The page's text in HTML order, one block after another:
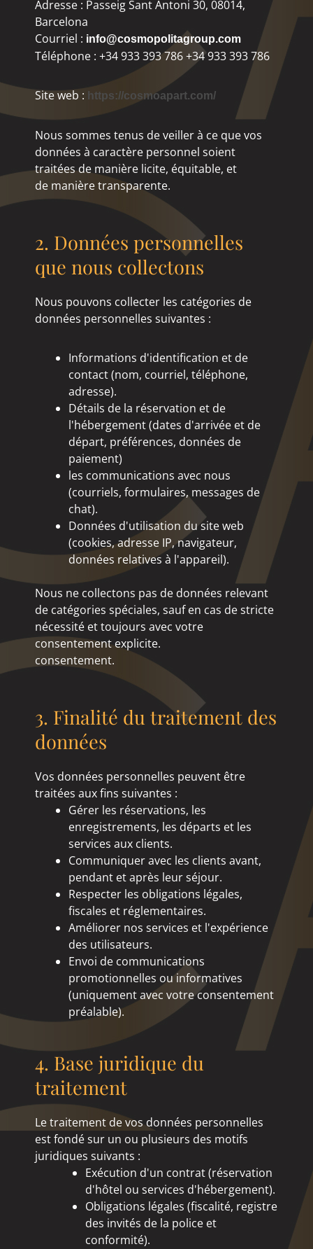
Adresse : Passeig Sant Antoni 30, 08014,
Barcelona
Courriel : info@cosmopolitagroup.com
Téléphone : +34 933 393 786 +34 933 393 786
Site web : https://cosmoapart.com/
Nous sommes tenus de veiller à ce que vos
données à caractère personnel soient
traitées de manière licite, équitable, et
de manière transparente.
2. Données personnelles
que nous collectons
Nous pouvons collecter les catégories de
données personnelles suivantes :
Informations d'identification et de
contact (nom, courriel, téléphone,
adresse).
Détails de la réservation et de
l'hébergement (dates d'arrivée et de
départ, préférences, données de
paiement)
les communications avec nous
(courriels, formulaires, messages de
chat).
Données d'utilisation du site web
(cookies, adresse IP, navigateur,
données relatives à l'appareil).
Nous ne collectons pas de données relevant
de catégories spéciales, sauf en cas de stricte
nécessité et toujours avec votre
consentement explicite.
consentement.
3. Finalité du traitement des
données
Vos données personnelles peuvent être
traitées aux fins suivantes :
Gérer les réservations, les
enregistrements, les départs et les
services aux clients.
Communiquer avec les clients avant,
pendant et après leur séjour.
Respecter les obligations légales,
fiscales et réglementaires.
Améliorer nos services et l'expérience
des utilisateurs.
Envoi de communications
promotionnelles ou informatives
(uniquement avec votre consentement
préalable).
4. Base juridique du
traitement
Le traitement de vos données personnelles
est fondé sur un ou plusieurs des motifs
juridiques suivants :
Exécution d'un contrat (réservation
d'hôtel ou services d'hébergement).
Obligations légales (fiscalité, registre
des invités de la police et
conformité).